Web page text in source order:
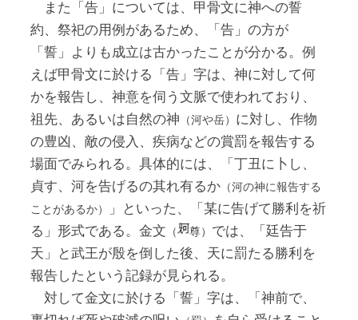
また「告」については、甲骨文に神への誓
約、祭祀の用例があるため、「告」の方が
「誓」よりも成立は古かったことが分かる。例
えば甲骨文に於ける「告」字は、神に対して何
かを報告し、神意を伺う文脈で使われており、
祖先、あるいは自然の神 （河や岳） に対し、作物
の豊凶、敵の侵入、疾病などの賞罰を報告する
場面でみられる。具体的には、「丁丑に卜し、
貞す、河を告げるの其れ有るか （河の神に報告する
ことがあるか）
」といった、「某に告げて勝利を祈
る」形式である。金文 （ 尊） では、「廷告于
天」と武王が殷を倒した後、天に罰たる勝利を
報告したという記録が見られる。
対して金文に於ける「誓」字は、「神前で、